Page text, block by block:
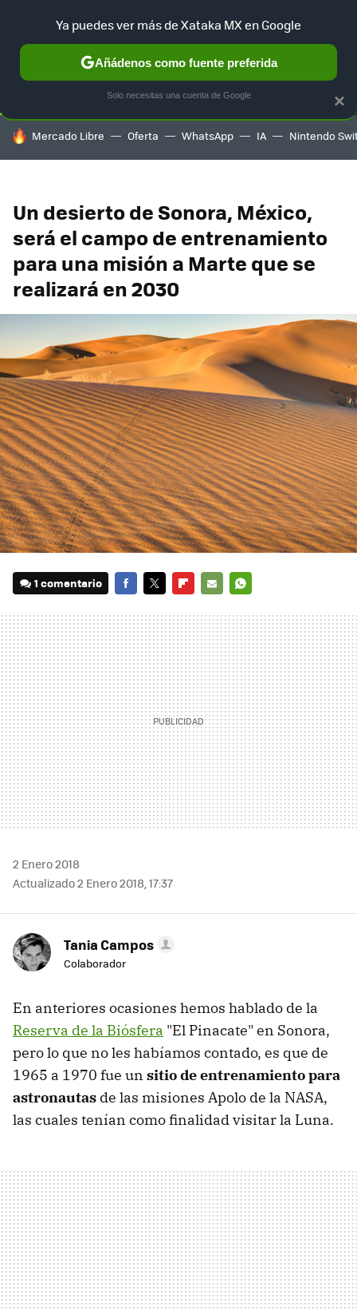
SELECCIÓN GAMING HOME AUTO TERRITORIO
HOY SE HABLA DE
Mercado Libre Oferta WhatsApp IA Nintendo
Un desierto de Sonora, México,
será el campo de entrenamiento
para una misión a Marte que se
realizará en 2030
1 comentario
MAIL
2 Enero 2018
Actualizado 2 Enero 2018, 17:37
Tania Campos
Colaborador
En anteriores ocasiones hemos hablado de la
Reserva de la Biósfera "El Pinacate" en Sonora,
pero lo que no les habíamos contado, es que de
1965 a 1970 fue un sitio de entrenamiento para
astronautas de las misiones Apolo de la NASA,
las cuales tenían como finalidad visitar la Luna.
×
Ya puedes ver más de Xataka MX en Google
Añádenos como fuente preferida
Solo necesitas una cuenta de Google